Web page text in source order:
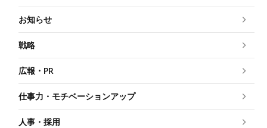
お知らせ
戦略
広報・PR
仕事力・モチベーションアップ
人事・採用